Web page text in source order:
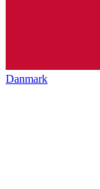
Danmark